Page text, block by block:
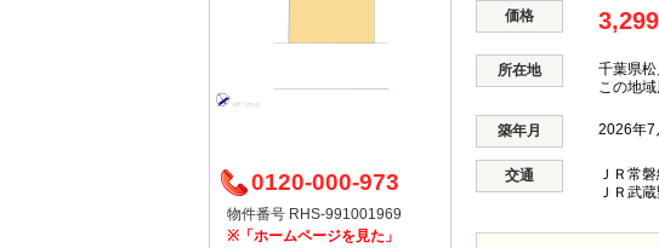
価格
所在地 千葉県
この地
築年月 2026年7
交通 ＪＲ常
ＪＲ武
0120-000-973
物件番号 RHS-991001969
※「ホームページを見た」